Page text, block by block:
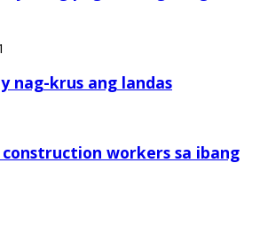
nag-krus ang landas
workers sa ibang